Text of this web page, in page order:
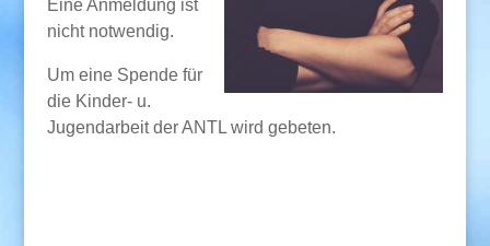
Eine Anmeldung ist
nicht notwendig.
Um eine Spende für
die Kinder- u.
Jugendarbeit der ANTL wird gebeten.